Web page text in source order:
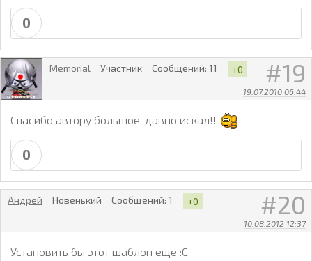
0
19
19.07.2010 06:44
Memorial Участник Сообщений: 11 +0
Спасибо автору большое, давно искал!!
0
20
10.08.2012 12:37
Aндрей Новенький Сообщений: 1 +0
Установить бы этот шаблон еще :C